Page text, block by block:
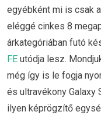
egyébként mi is csak
eléggé cinkes 8
árkategóriában futó
FE utódja lesz.
még így is le fogja
és ultravékony Galaxy
ilyen képrögzítő